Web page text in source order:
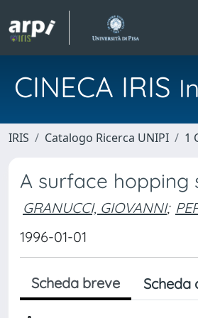
CINECA IRIS
IRIS Catalogo Ricerca UNIPI 1
A surface hopping
GRANUCCI, GIOVANNI;
1996-01-01
Scheda breve Scheda